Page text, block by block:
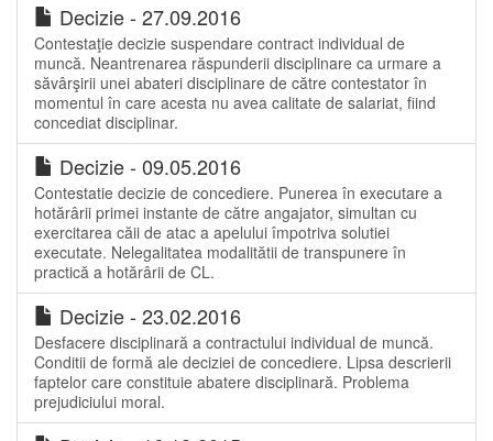
Decizie - 27.09.2016
Contestaţie decizie suspendare contract individual de
muncă. Neantrenarea răspunderii disciplinare ca urmare a
săvârşirii unei abateri disciplinare de către contestator în
momentul în care acesta nu avea calitate de salariat, fiind
concediat disciplinar.
Decizie - 09.05.2016
Contestatie decizie de concediere. Punerea în executare a
hotărârii primei instante de către angajator, simultan cu
exercitarea căii de atac a apelului împotriva solutiei
executate. Nelegalitatea modalitătii de transpunere în
practică a hotărârii de CL.
Decizie - 23.02.2016
Desfacere disciplinară a contractului individual de muncă.
Conditii de formă ale deciziei de concediere. Lipsa descrierii
faptelor care constituie abatere disciplinară. Problema
prejudiciului moral.